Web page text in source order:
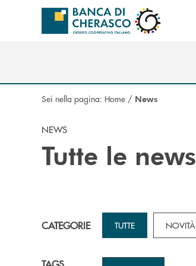
Salta al contenuto principale
Sei nella pagina: Home / News
NEWS
Tutte le news
CATEGORIE TUTTE NOVITÀ